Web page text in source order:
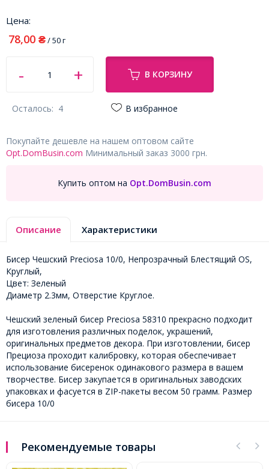
Цена:
78,00 ₴/ 50 г
В КОРЗИНУ
Осталось: 4 В избранное
Покупайте дешевле на нашем оптовом сайте
Opt.DomBusin.com Минимальный заказ 3000 грн.
Купить оптом на Opt.DomBusin.com
Описание Характеристики
Бисер Чешский Preciosa 10/0, Непрозрачный Блестящий OS,
Круглый,
Цвет: Зеленый
Диаметр 2.3мм, Отверстие Круглое.
Чешский зеленый бисер Preciosa 58310 прекрасно подходит
для изготовления различных поделок, украшений,
оригинальных предметов декора. При изготовлении, бисер
Прециоза проходит калибровку, которая обеспечивает
использование бисеренок одинакового размера в вашем
творчестве. Бисер закупается в оригинальных заводских
упаковках и фасуется в ZIP-пакеты весом 50 грамм. Размер
бисера 10/0
Рекомендуемые товары